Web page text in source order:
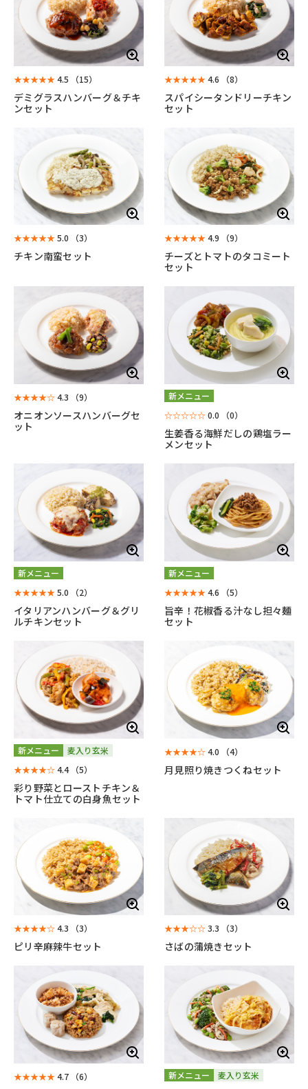
★★★★★4.5 （15）
デミグラスハンバーグ＆チキ
ンセット
★★★★★4.6 （8）
スパイシータンドリーチキン
セット
★★★★★5.0 （3）
チキン南蛮セット
★★★★★4.9 （9）
チーズとトマトのタコミート
セット
★★★★☆4.3 （9）
オニオンソースハンバーグセ
ット
新メニュー
☆☆☆☆☆0.0 （0）
生姜香る海鮮だしの鶏塩ラー
メンセット
新メニュー
★★★★★5.0 （2）
イタリアンハンバーグ＆グリ
ルチキンセット
新メニュー
★★★★★4.6 （5）
旨辛！花椒香る汁なし担々麺
セット
新メニュー
麦入り玄米
★★★★☆4.4 （5）
彩り野菜とローストチキン＆
トマト仕立ての白身魚セット
★★★★☆4.0 （4）
月見照り焼きつくねセット
★★★★☆4.3 （3）
ピリ辛麻辣牛セット
★★★☆☆3.3 （3）
さばの蒲焼きセット
★★★★★4.7 （6） 新メニュー
麦入り玄米